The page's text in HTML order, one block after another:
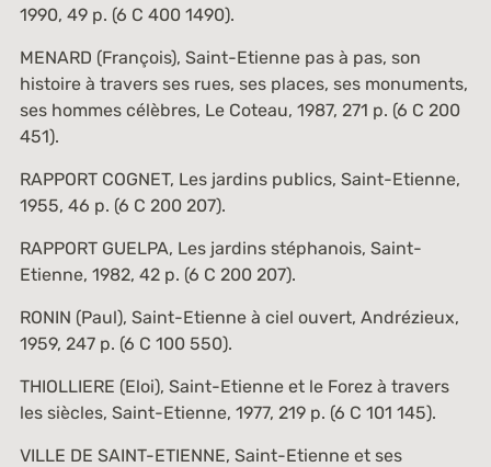
1990, 49 p. (6 C 400 1490).
MENARD (François), Saint-Etienne pas à pas, son
histoire à travers ses rues, ses places, ses monuments,
ses hommes célèbres, Le Coteau, 1987, 271 p. (6 C 200
451).
RAPPORT COGNET, Les jardins publics, Saint-Etienne,
1955, 46 p. (6 C 200 207).
RAPPORT GUELPA, Les jardins stéphanois, Saint-
Etienne, 1982, 42 p. (6 C 200 207).
RONIN (Paul), Saint-Etienne à ciel ouvert, Andrézieux,
1959, 247 p. (6 C 100 550).
THIOLLIERE (Eloi), Saint-Etienne et le Forez à travers
les siècles, Saint-Etienne, 1977, 219 p. (6 C 101 145).
VILLE DE SAINT-ETIENNE, Saint-Etienne et ses